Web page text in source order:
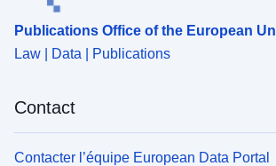
Publications Office of the European
Law | Data | Publications
Contact
Contacter l’équipe European Data Portal